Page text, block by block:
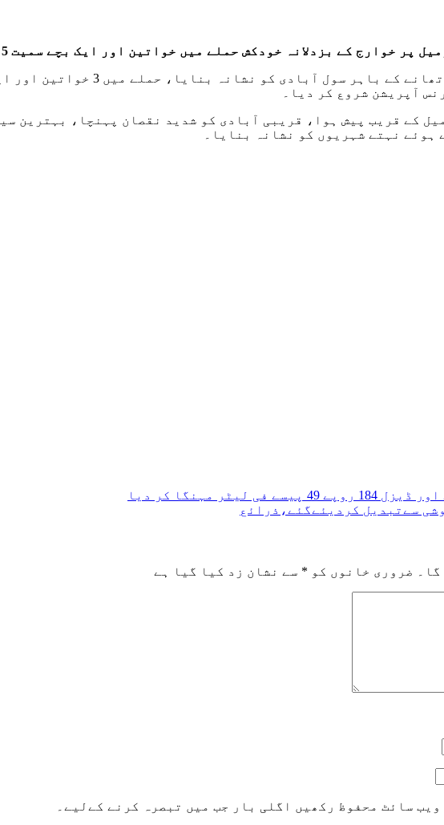
کے بزدلانہ خودکش حملے میں خواتین اور ایک بچے سمیت 5 افراد شہید ہوگئے۔
آپریشن شروع کر دیا۔
کے قریب پیش ہوا، قریبی آبادی کو شدید نقصان پہنچا، بہترین
نہتے شہریوں کو نشانہ بنایا۔
سےتبدیل کردیئےگئے،ذرائع
ضروری خانوں کو * سے نشان زد کیا گیا ہے
سائٹ محفوظ رکھیں اگلی بار جب میں تبصرہ کرنے کےلیے۔